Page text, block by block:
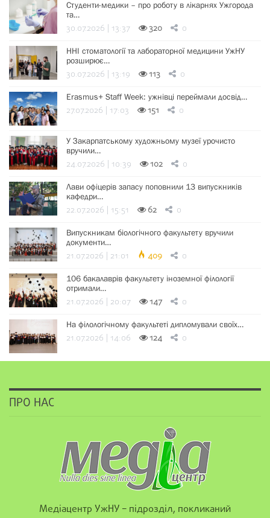
Студенти-медики – про роботу в лікарнях Ужгорода
та…
30.07.2026 | 13:37 320 0
ННІ стоматології та лабораторної медицини УжНУ
розширює…
30.07.2026 | 13:19 113 0
Erasmus+ Staff Week: ужнівці переймали досвід…
27.07.2026 | 17:03 151 0
У Закарпатському художньому музеї урочисто
вручили…
24.07.2026 | 10:39 102 0
Лави офіцерів запасу поповнили 13 випускників
кафедри…
22.07.2026 | 15:51 62 0
Випускникам біологічного факультету вручили
документи…
21.07.2026 | 21:01 409 0
106 бакалаврів факультету іноземної філології
отримали…
21.07.2026 | 20:07 147 0
На філологічному факультеті дипломували своїх…
21.07.2026 | 14:06 124 0
ПРО НАС
Медіацентр УжНУ – підрозділ, покликаний